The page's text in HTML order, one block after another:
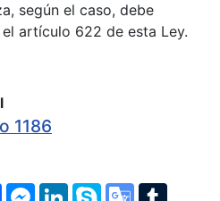
según el caso, debe
artículo 622 de esta Ley.
1186
Facebook
Messenger
LinkedInSkypeGoogle